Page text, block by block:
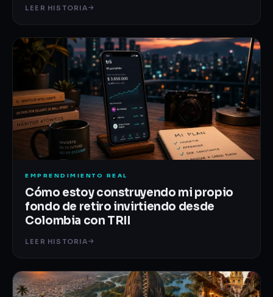
LEER HISTORIA
EMPRENDIMIENTO REAL
Cómo estoy construyendo mi propio
fondo de retiro invirtiendo desde
Colombia con TRII
LEER HISTORIA